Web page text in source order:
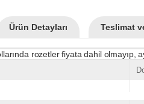
Ürün Detayları Teslimat
rozetler fiyata dahil olmayıp,